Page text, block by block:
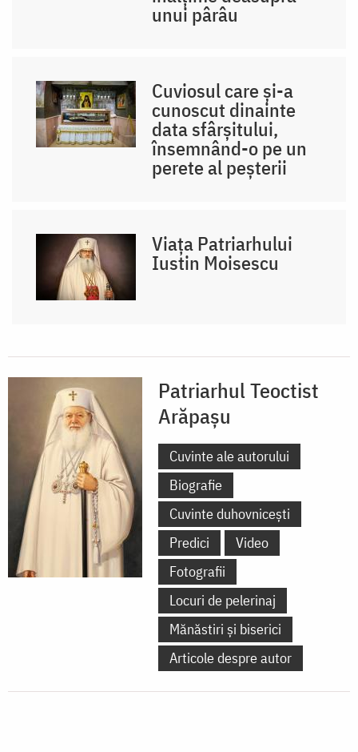
unui pârâu
Cuviosul care și-a
cunoscut dinainte
data sfârșitului,
însemnând-o pe un
perete al peșterii
Viața Patriarhului
Iustin Moisescu
Patriarhul Teoctist
Arăpașu
Cuvinte ale autorului
Biografie
Cuvinte duhovnicești
Predici
Video
Fotografii
Locuri de pelerinaj
Mănăstiri și biserici
Articole despre autor